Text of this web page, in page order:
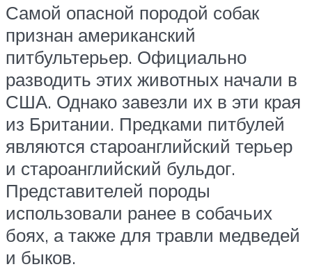
Самой опасной породой собак
признан американский
питбультерьер. Официально
разводить этих животных начали в
США. Однако завезли их в эти края
из Британии. Предками питбулей
являются староанглийский терьер
и староанглийский бульдог.
Представителей породы
использовали ранее в собачьих
боях, а также для травли медведей
и быков.